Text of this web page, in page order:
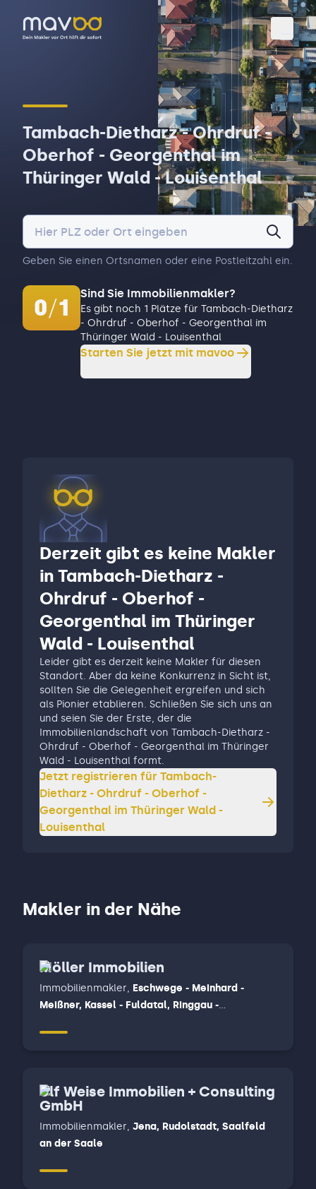
Tambach-Dietharz - Ohrdruf -
Oberhof - Georgenthal im
Thüringer Wald - Louisenthal
Geben Sie einen Ortsnamen oder eine Postleitzahl ein.
0/1
Sind Sie Immobilienmakler?
Es gibt noch 1 Plätze für Tambach-Dietharz
- Ohrdruf - Oberhof - Georgenthal im
Thüringer Wald - Louisenthal
Starten Sie jetzt mit mavoo
Derzeit gibt es keine Makler
in Tambach-Dietharz -
Ohrdruf - Oberhof -
Georgenthal im Thüringer
Wald - Louisenthal
Leider gibt es derzeit keine Makler für diesen
Standort. Aber da keine Konkurrenz in Sicht ist,
sollten Sie die Gelegenheit ergreifen und sich
als Pionier etablieren. Schließen Sie sich uns an
und seien Sie der Erste, der die
Immobilienlandschaft von Tambach-Dietharz -
Ohrdruf - Oberhof - Georgenthal im Thüringer
Wald - Louisenthal formt.
Jetzt registrieren für Tambach-
Dietharz - Ohrdruf - Oberhof -
Georgenthal im Thüringer Wald -
Louisenthal
Makler in der Nähe
Möller Immobilien
Immobilienmakler, Eschwege - Meinhard -
Meißner, Kassel - Fuldatal, Ringgau -
Ulf Weise Immobilien + Consulting
GmbH
Immobilienmakler, Jena, Rudolstadt, Saalfeld
an der Saale